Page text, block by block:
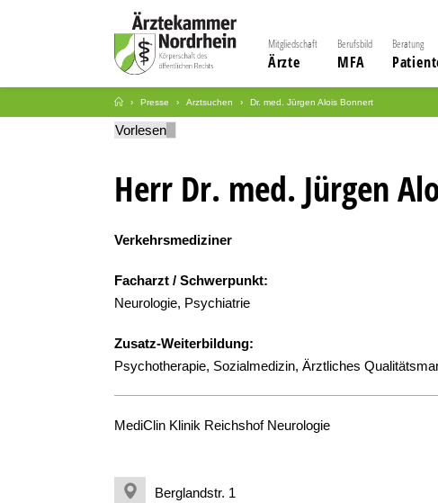
Mitgliedschaft
Ärzte
Berufsbild
MFA
Beratung
Presse Arztsuchen Dr. med. Jürgen Alois Bonnert
Vorlesen
Herr Dr. med. Jürgen
Verkehrsmediziner
Facharzt / Schwerpunkt:
Neurologie, Psychiatrie
Zusatz-Weiterbildung:
Psychotherapie, Sozialmedizin, Ärztliches
MediClin Klinik Reichshof Neurologie
Berglandstr. 1